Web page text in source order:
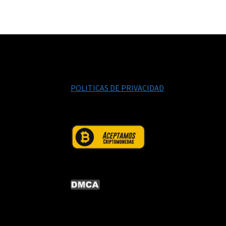
POLITICAS DE PRIVACIDAD